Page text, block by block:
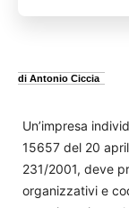
di Antonio Ciccia
Un’impresa
15657 del 20
231/2001, deve
organizzativi e